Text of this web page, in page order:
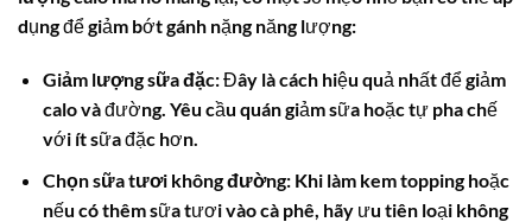
dụng để giảm bớt gánh nặng năng lượng:
Giảm lượng sữa đặc:Đây là cách hiệu quả nhất để giảm
calo và đường. Yêu cầu quán giảm sữa hoặc tự pha chế
với ít sữa đặc hơn.
Chọn sữa tươi không đường:Khi làm kem topping hoặc
nếu có thêm sữa tươi vào cà phê, hãy ưu tiên loại không